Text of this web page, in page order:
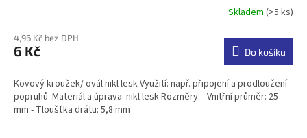
Skladem (>5 ks)
4,96 Kč bez DPH
6 Kč Do košíku
Kovový kroužek/ ovál nikl lesk Využití: např. připojení a prodloužení
popruhů Materiál a úprava: nikl lesk Rozměry: - Vnitřní průměr: 25
mm - Tloušťka drátu: 5,8 mm